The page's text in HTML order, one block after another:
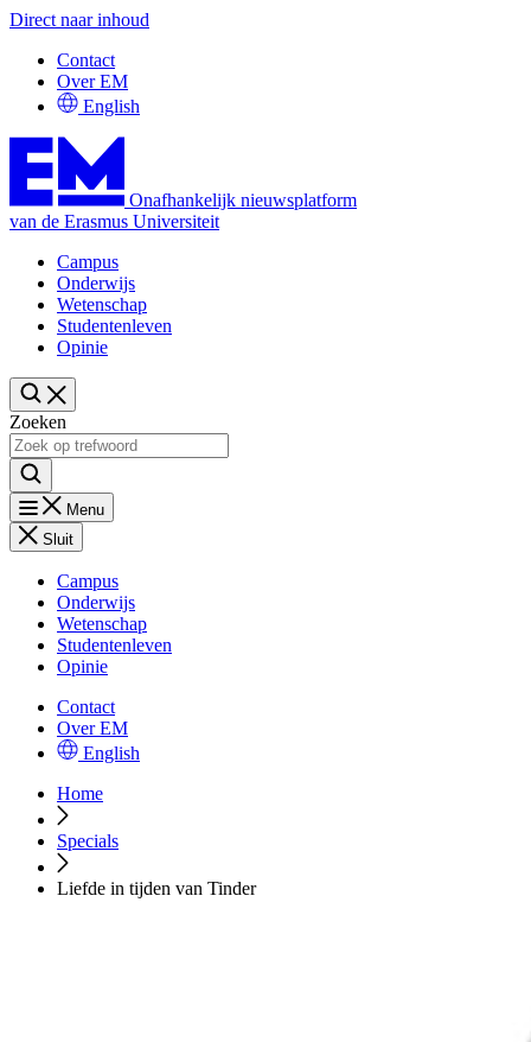
Direct naar inhoud
Contact
Over EM
English
Onafhankelijk nieuwsplatform
van de Erasmus Universiteit
Campus
Onderwijs
Wetenschap
Studentenleven
Opinie
Zoeken
Menu
Sluit
Campus
Onderwijs
Wetenschap
Studentenleven
Opinie
Contact
Over EM
English
Home
Specials
Liefde in tijden van Tinder